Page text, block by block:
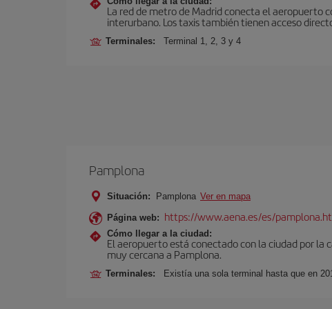
La red de metro de Madrid conecta el aeropuerto
interurbano. Los taxis también tienen acceso
Terminales: Terminal 1, 2, 3 y 4
Pamplona
Situación: Pamplona Ver en mapa
Página web: https://www.aena.es/es/
Cómo llegar a la ciudad:
El aeropuerto está conectado con la ciudad por
muy cercana a Pamplona.
Terminales: Existía una sola terminal hasta que en